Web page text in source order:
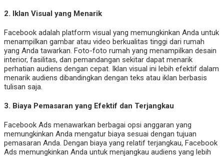
2. Iklan Visual yang Menarik
Facebook adalah platform visual yang memungkinkan Anda untuk
menampilkan gambar atau video berkualitas tinggi dari rumah
yang Anda tawarkan. Foto-foto rumah yang menampilkan desain
interior, fasilitas, dan pemandangan sekitar dapat menarik
perhatian audiens dengan cepat. Iklan visual ini lebih efektif dalam
menarik audiens dibandingkan dengan teks atau iklan berbasis
tulisan saja.
3. Biaya Pemasaran yang Efektif dan Terjangkau
Facebook Ads menawarkan berbagai opsi anggaran yang
memungkinkan Anda mengatur biaya sesuai dengan tujuan
pemasaran Anda. Dengan biaya yang relatif terjangkau, Facebook
Ads memungkinkan Anda untuk menjangkau audiens yang lebih